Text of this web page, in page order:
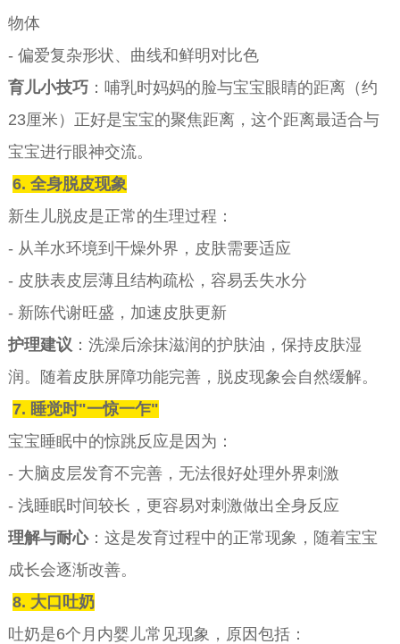
物体
- 偏爱复杂形状、曲线和鲜明对比色
育儿小技巧：哺乳时妈妈的脸与宝宝眼睛的距离（约
23厘米）正好是宝宝的聚焦距离，这个距离最适合与
宝宝进行眼神交流。
6. 全身脱皮现象
新生儿脱皮是正常的生理过程：
- 从羊水环境到干燥外界，皮肤需要适应
- 皮肤表皮层薄且结构疏松，容易丢失水分
- 新陈代谢旺盛，加速皮肤更新
护理建议 ：洗澡后涂抹滋润的护肤油，保持皮肤湿
润。随着皮肤屏障功能完善，脱皮现象会自然缓解。
7. 睡觉时"一惊一乍"
宝宝睡眠中的惊跳反应是因为：
- 大脑皮层发育不完善，无法很好处理外界刺激
- 浅睡眠时间较长，更容易对刺激做出全身反应
理解与耐心：这是发育过程中的正常现象，随着宝宝
成长会逐渐改善。
8. 大口吐奶
吐奶是6个月内婴儿常见现象，原因包括：